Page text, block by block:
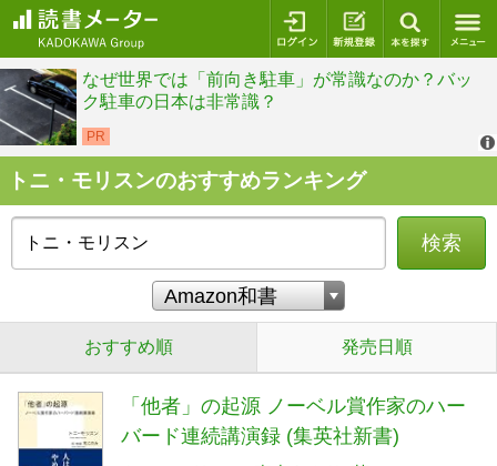
ログイン 新規登録
トニ・モリスンのおすすめランキング
検索
おすすめ順 発売日順
「他者」の起源 ノーベル賞作家のハー
バード連続講演録 (集英社新書)